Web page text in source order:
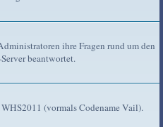
ihre Fragen rund um den
beantwortet.
(vormals Codename Vail).